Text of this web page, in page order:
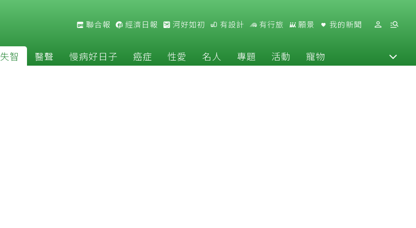
聯合報 經濟日報 河好如初 有設計 有行旅 願景 我的新聞
失智 醫聲 慢病好日子 癌症 性愛 名人 專題 活動 寵物